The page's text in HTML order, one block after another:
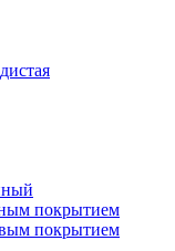
покрытием
покрытием